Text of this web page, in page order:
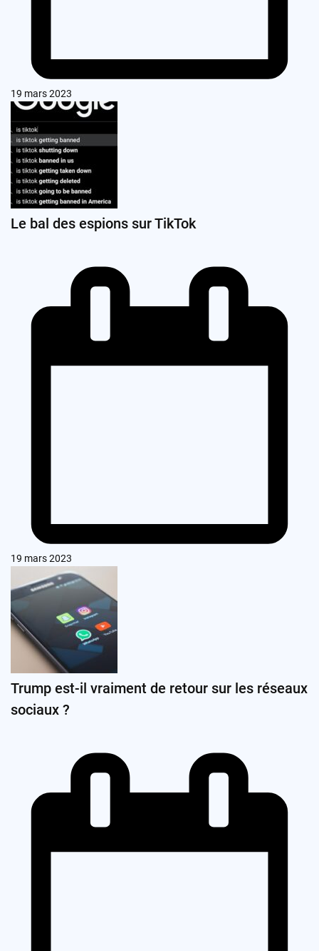
19 mars 2023
Le bal des espions sur TikTok
19 mars 2023
Trump est-il vraiment de retour sur les réseaux
sociaux ?